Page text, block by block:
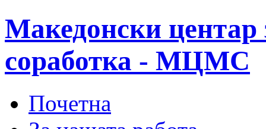
Македонски центар
соработка - МЦМС
Почетна